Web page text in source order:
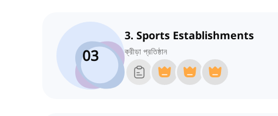
03
3. Sports Establishments
ক্রীড়া প্রতিষ্ঠান